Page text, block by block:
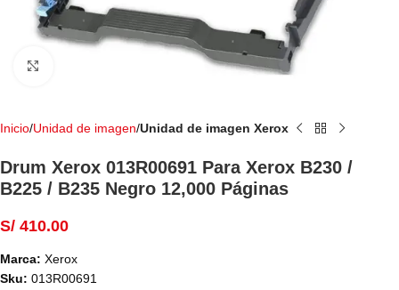
Inicio Unidad de imagen Unidad de imagen Xerox
Drum Xerox 013R00691 Para Xerox B230 /
B225 / B235 Negro 12,000 Páginas
S/ 410.00
Marca: Xerox
Sku: 013R00691